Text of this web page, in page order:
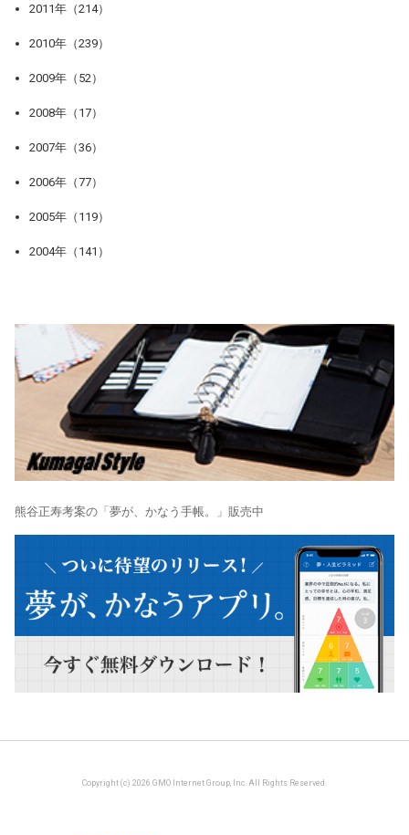
2011年（214）
2010年（239）
2009年（52）
2008年（17）
2007年（36）
2006年（77）
2005年（119）
2004年（141）
熊谷正寿考案の「夢が、かなう手帳。」販売中
Copyright (c) 2026 GMO Internet Group, Inc. All Rights Reserved.